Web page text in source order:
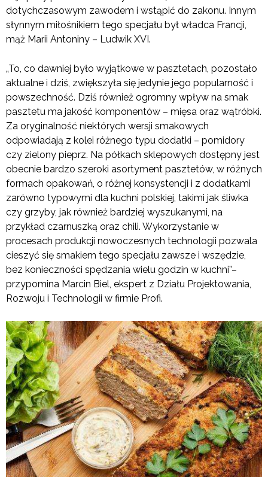
dotychczasowym zawodem i wstąpić do zakonu. Innym
słynnym miłośnikiem tego specjału był władca Francji,
mąż Marii Antoniny – Ludwik XVI.
„To, co dawniej było wyjątkowe w pasztetach, pozostało
aktualne i dziś, zwiększyła się jedynie jego popularność i
powszechność. Dziś również ogromny wpływ na smak
pasztetu ma jakość komponentów – mięsa oraz wątróbki.
Za oryginalność niektórych wersji smakowych
odpowiadają z kolei różnego typu dodatki – pomidory
czy zielony pieprz. Na półkach sklepowych dostępny jest
obecnie bardzo szeroki asortyment pasztetów, w różnych
formach opakowań, o różnej konsystencji i z dodatkami
zarówno typowymi dla kuchni polskiej, takimi jak śliwka
czy grzyby, jak również bardziej wyszukanymi, na
przykład czarnuszką oraz chili. Wykorzystanie w
procesach produkcji nowoczesnych technologii pozwala
cieszyć się smakiem tego specjału zawsze i wszędzie,
bez konieczności spędzania wielu godzin w kuchni”–
przypomina Marcin Biel, ekspert z Działu Projektowania,
Rozwoju i Technologii w firmie Profi.